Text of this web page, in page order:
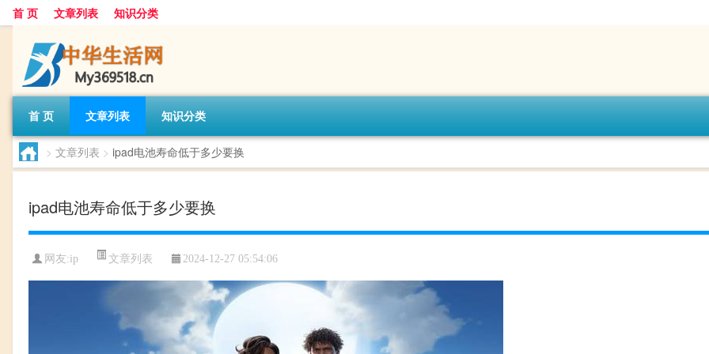
首 页 文章列表 知识分类
首 页 文章列表 知识分类
> 文章列表 > ipad电池寿命低于多少要换
ipad电池寿命低于多少要换
网友:ip 文章列表 2024-12-27 05:54:06